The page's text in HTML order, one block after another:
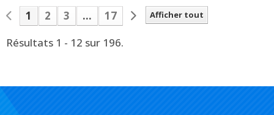
Afficher tout
1 2 3 ...
17
Résultats 1 - 12 sur 196.